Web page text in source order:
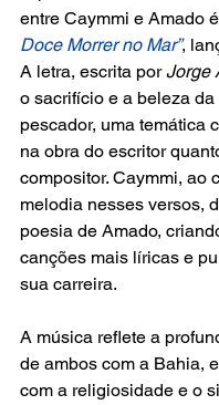
entre Caymmi e Amado
Doce Morrer no Mar”,
A letra, escrita por Jorge
o sacrifício e a beleza
pescador, uma temática
na obra do escritor
compositor. Caymmi, ao
melodia nesses versos,
poesia de Amado,
canções mais líricas e
sua carreira.
A música reflete a
de ambos com a Bahia,
com a religiosidade e o